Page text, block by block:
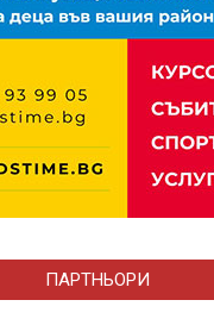
ПАРТНЬОРИ